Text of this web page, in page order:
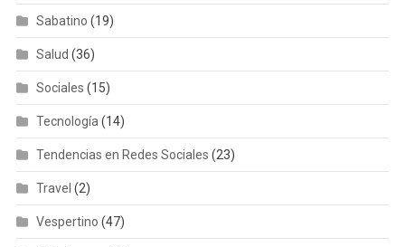
Sabatino (19)
Salud (36)
Sociales (15)
Tecnología (14)
Tendencias en Redes Sociales (23)
Travel (2)
Vespertino (47)